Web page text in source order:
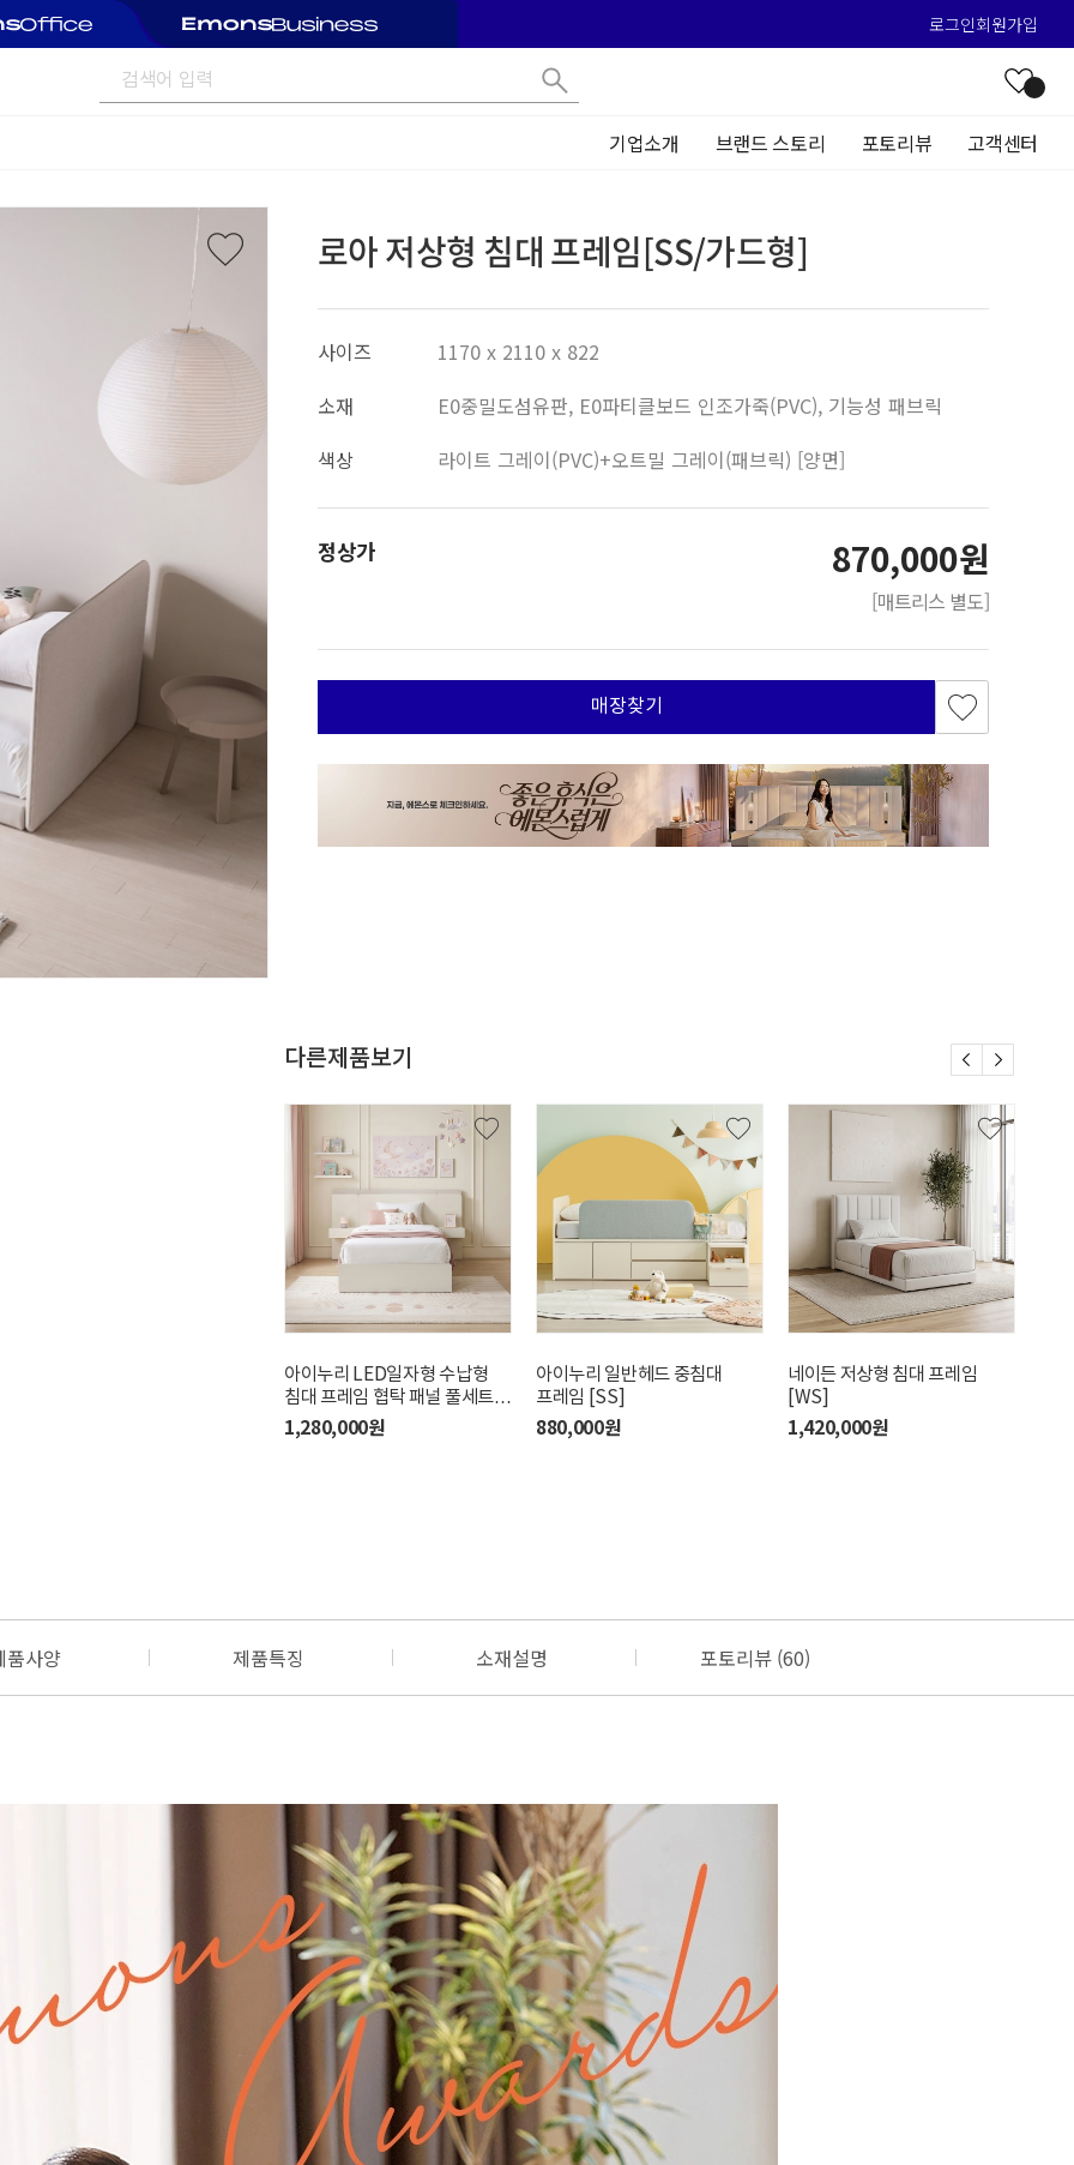
로그인회원가입
기업소개 브랜드 스토리 포토리뷰 고객센터
로아 저상형 침대 프레임[SS/가드형]
사이즈
1170 x 2110 x 822
소재
E0중밀도섬유판, E0파티클보드 인조가죽(PVC), 기능성 패브릭
색상
라이트 그레이(PVC)+오트밀 그레이(패브릭) [양면]
정상가 870,000원
[매트리스 별도]
매장찾기
다른제품보기
아이누리 LED일자형 수납형
침대 프레임 협탁 패널 풀세트
[SS]
1,280,000원
아이누리 일반헤드 중침대
프레임 [SS]
880,000원
네이든 저상형 침대 프레임
[WS]
1,420,000원
품사양 제품특징 소재설명 포토리뷰 (60)